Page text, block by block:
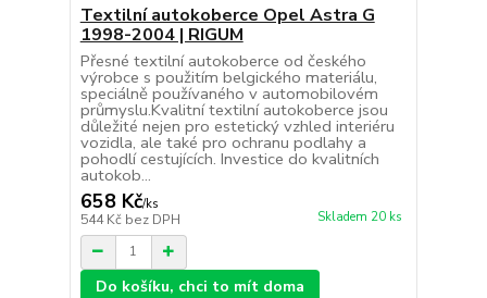
Textilní autokoberce Opel Astra G
1998-2004 | RIGUM
Přesné textilní autokoberce od českého
výrobce s použitím belgického materiálu,
speciálně používaného v automobilovém
průmyslu.Kvalitní textilní autokoberce jsou
důležité nejen pro estetický vzhled interiéru
vozidla, ale také pro ochranu podlahy a
pohodlí cestujících. Investice do kvalitních
autokob...
658 Kč/ks
544 Kč bez DPH Skladem 20 ks
Do košíku, chci to mít doma